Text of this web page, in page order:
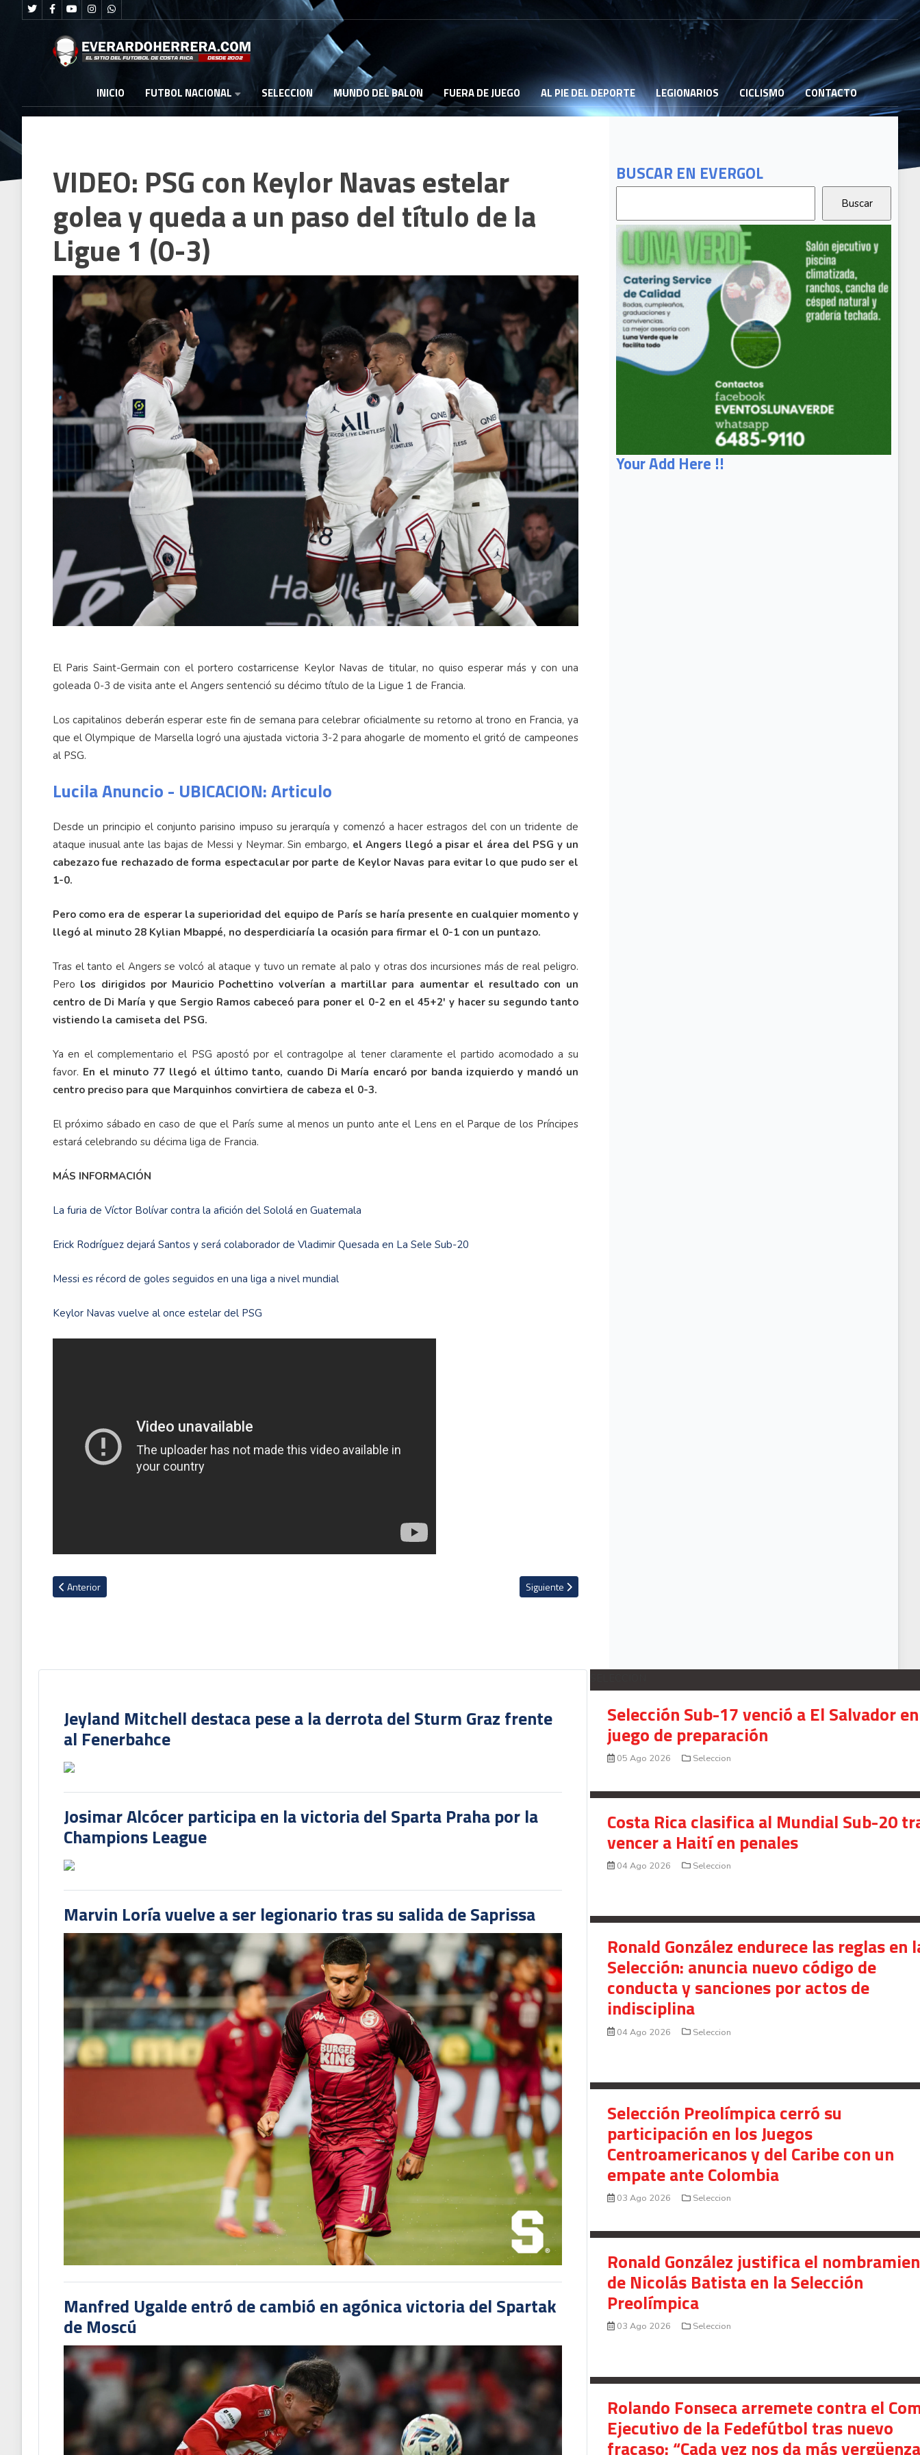
INICIO FUTBOL NACIONAL SELECCION MUNDO DEL BALON FUERA DE JUEGO AL PIE DEL DEPORTE LEGIONARIOS CICLISMO CONTACTO
BUSCAR EN EVERGOL
Your Add Here !!
VIDEO: PSG con Keylor Navas estelar
golea y queda a un paso del título de la
Ligue 1 (0-3)
El Paris Saint-Germain con el portero costarricense Keylor Navas de titular, no quiso esperar más y con una
goleada 0-3 de visita ante el Angers sentenció su décimo título de la Ligue 1 de Francia.
Los capitalinos deberán esperar este fin de semana para celebrar oficialmente su retorno al trono en Francia, ya
que el Olympique de Marsella logró una ajustada victoria 3-2 para ahogarle de momento el gritó de campeones
al PSG.
Lucila Anuncio - UBICACION: Articulo
Desde un principio el conjunto parisino impuso su jerarquía y comenzó a hacer estragos del con un tridente de
ataque inusual ante las bajas de Messi y Neymar. Sin embargo, el Angers llegó a pisar el área del PSG y un
cabezazo fue rechazado de forma espectacular por parte de Keylor Navas para evitar lo que pudo ser el
1-0.
Pero como era de esperar la superioridad del equipo de París se haría presente en cualquier momento y
llegó al minuto 28 Kylian Mbappé, no desperdiciaría la ocasión para firmar el 0-1 con un puntazo.
Tras el tanto el Angers se volcó al ataque y tuvo un remate al palo y otras dos incursiones más de real peligro.
Pero los dirigidos por Mauricio Pochettino volverían a martillar para aumentar el resultado con un
centro de Di María y que Sergio Ramos cabeceó para poner el 0-2 en el 45+2' y hacer su segundo tanto
vistiendo la camiseta del PSG.
Ya en el complementario el PSG apostó por el contragolpe al tener claramente el partido acomodado a su
favor. En el minuto 77 llegó el último tanto, cuando Di María encaró por banda izquierdo y mandó un
centro preciso para que Marquinhos convirtiera de cabeza el 0-3.
El próximo sábado en caso de que el París sume al menos un punto ante el Lens en el Parque de los Príncipes
estará celebrando su décima liga de Francia.
MÁS INFORMACIÓN
La furia de Víctor Bolívar contra la afición del Sololá en Guatemala
Erick Rodríguez dejará Santos y será colaborador de Vladimir Quesada en La Sele Sub-20
Messi es récord de goles seguidos en una liga a nivel mundial
Keylor Navas vuelve al once estelar del PSG
Artículo anterior: Keylor Navas contundente sobre las rotaciones: "Esta situación tiene que cambiar de una u otra manera" (VIDEO)
Anterior Artículo siguiente: La furia de Víctor Bolívar contra la afición del Sololá en Guatemala
Siguiente
Jeyland Mitchell destaca pese a la derrota del Sturm Graz frente
al Fenerbahce
Josimar Alcócer participa en la victoria del Sparta Praha por la
Champions League
Marvin Loría vuelve a ser legionario tras su salida de Saprissa
Manfred Ugalde entró de cambió en agónica victoria del Spartak
de Moscú
Selección Sub-17 venció a El Salvador en
juego de preparación
05 Ago 2026 Seleccion
Costa Rica clasifica al Mundial Sub-20
vencer a Haití en penales
04 Ago 2026 Seleccion
Ronald González endurece las reglas en
Selección: anuncia nuevo código de
conducta y sanciones por actos de
indisciplina
04 Ago 2026 Seleccion
Selección Preolímpica cerró su
participación en los Juegos
Centroamericanos y del Caribe con un
empate ante Colombia
03 Ago 2026 Seleccion
Ronald González justifica el
de Nicolás Batista en la Selección
Preolímpica
03 Ago 2026 Seleccion
Rolando Fonseca arremete contra el
Ejecutivo de la Fedefútbol tras nuevo
fracaso: “Cada vez nos da más vergüenza